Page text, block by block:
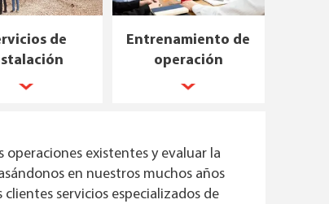
existentes y evaluar la
en nuestros muchos años
servicios especializados de
de
Entrenamiento de
operación